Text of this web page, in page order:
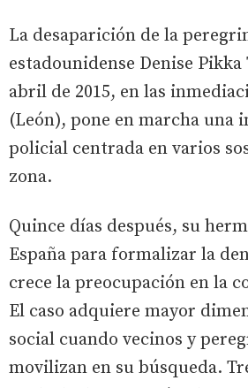
La desaparición de la
estadounidense Denise Pikka
abril de 2015, en las
(León), pone en marcha una
policial centrada en varios
zona.
Quince días después, su
España para formalizar la
crece la preocupación en la
El caso adquiere mayor
social cuando vecinos y
movilizan en su búsqueda.